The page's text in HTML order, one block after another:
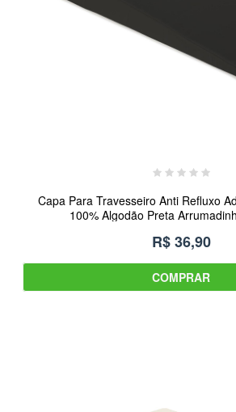
Capa Para Travesseiro Anti Refluxo
100% Algodão Preta
R$ 36,90
COMPRAR